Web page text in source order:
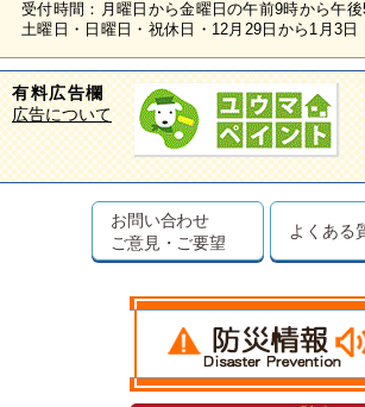
受付時間：月曜日から金曜日の午前9時から午
土曜日・日曜日・祝休日・12月29日から1月3日
有料広告欄
広告について
お問い合わせ
ご意見・ご要望
よくある